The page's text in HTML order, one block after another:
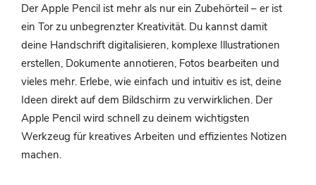
Der Apple Pencil ist mehr als nur ein Zubehörteil – er ist
ein Tor zu unbegrenzter Kreativität. Du kannst damit
deine Handschrift digitalisieren, komplexe Illustrationen
erstellen, Dokumente annotieren, Fotos bearbeiten und
vieles mehr. Erlebe, wie einfach und intuitiv es ist, deine
Ideen direkt auf dem Bildschirm zu verwirklichen. Der
Apple Pencil wird schnell zu deinem wichtigsten
Werkzeug für kreatives Arbeiten und effizientes Notizen
machen.